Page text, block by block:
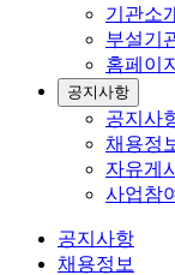
기관소
부설기
홈페이지
공지사항
공지사
채용정
자유게
사업참
공지사항
채용정보